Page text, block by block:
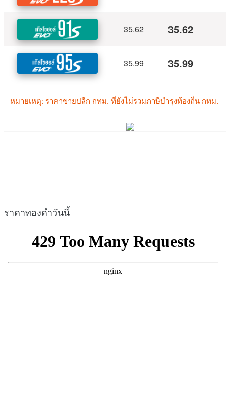
ราคาทองคำวันนี้